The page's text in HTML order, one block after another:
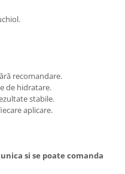
recomandare.
de hidratare.
stabile.
aplicare.
si se poate comanda